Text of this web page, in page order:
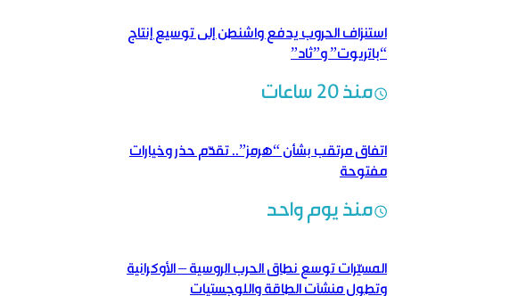
استنزاف الحروب يدفع واشنطن إلى توسيع إنتاج
“باتريوت” و”ثاد”
منذ 20 ساعات
اتفاق مرتقب بشأن “هرمز”.. تقدّم حذر وخيارات
مفتوحة
منذ يوم واحد
المسيّرات توسع نطاق الحرب الروسية – الأوكرانية
وتطول منشآت الطاقة واللوجستيات